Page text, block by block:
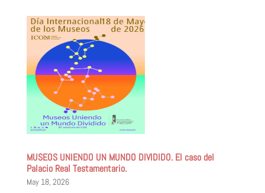
MUSEOS UNIENDO UN MUNDO DIVIDIDO. El caso del
Palacio Real Testamentario.
May 18, 2026